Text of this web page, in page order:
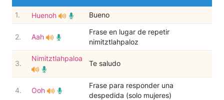
1. Huenoh Bueno
2. Aah
Frase en lugar de repetir
nimitztlahpaloz
3.
Nimitztlahpaloa
Te saludo
4. Ooh
Frase para responder una
despedida (solo mujeres)